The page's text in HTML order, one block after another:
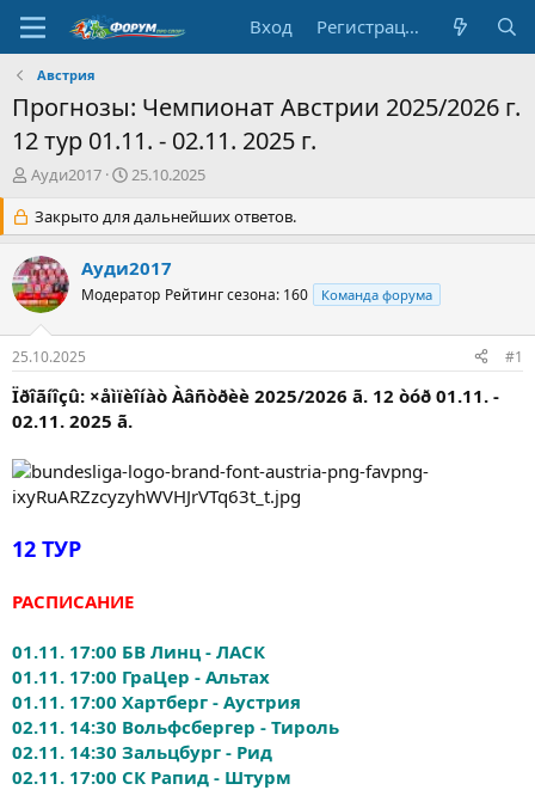
Вход Регистрация
Австрия
Прогнозы: Чемпионат Австрии 2025/2026 г.
12 тур 01.11. - 02.11. 2025 г.
А
т
о
р
т
е
м
Ауди2017
Д
т
а
н
а
ч
а
25.10.2025
Закрыто для дальнейших ответов.
Ауди2017
Модератор Рейтинг сезона: 160 Команда форума
25.10.2025 #1
Ïðîãíîçû: ×åìïèîíàò Àâñòðèè 2025/2026 ã. 12 òóð 01.11. -
02.11. 2025 ã.
12 ТУР
РАСПИСАНИЕ
01.11. 17:00 БВ Линц - ЛАСК
01.11. 17:00 ГраЦер - Альтах
01.11. 17:00 Хартберг - Аустрия
02.11. 14:30 Вольфсбергер - Тироль
02.11. 14:30 Зальцбург - Рид
02.11. 17:00 СК Рапид - Штурм